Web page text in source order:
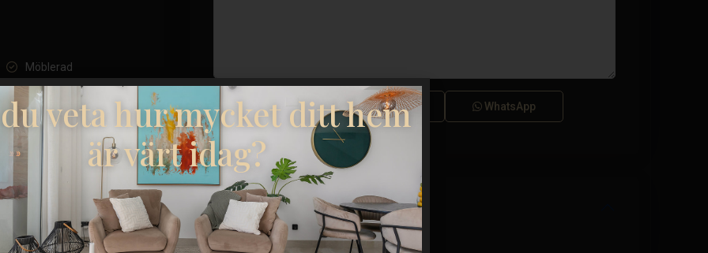
Möblerad
Lyfta
Jag samtycker tillGDPR-villkor
Samtal WhatsApp
Planritningar
veta hur mycket ditt hem
är värt idag?